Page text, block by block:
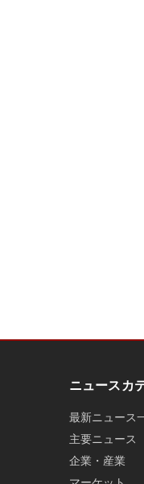
ニュースカ
最新ニュース
主要ニュース
企業・産業